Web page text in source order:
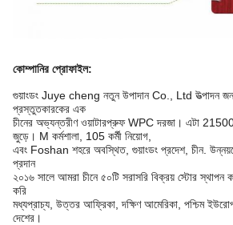
কোম্পানির প্রোফাইল:
গুয়াংডং Juye cheng নতুন উপাদান Co., Ltd উত্পাদন
প্রস্তুতকারকের এক
চীনের অভ্যন্তরীণ ওয়াটারপ্রুফ WPC দরজা। এটা
জুড়ে। M কর্মশালা, 105 কর্মী নিয়োগ,
এবং Foshan শহরে অবস্থিত, গুয়াংডং প্রদেশ, চীন.
প্রদান
২০১৬ সালে আমরা চীনে ৫০টি সরাসরি বিক্রয় স্টোর স্থাপন
করি
মধ্যপ্রাচ্য, উত্তর আফ্রিকা, দক্ষিণ আমেরিকা, পশ্চিম
দেশের।